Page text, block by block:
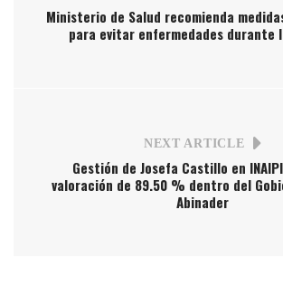
Ministerio de Salud recomienda
para evitar enfermedades durante
NEXT ARTICLE
Gestión de Josefa Castillo en
valoración de 89.50 % dentro del
Abinader